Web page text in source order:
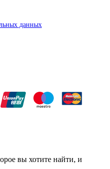
данных
вы хотите найти, и